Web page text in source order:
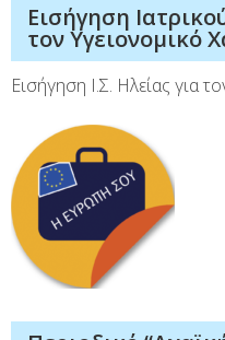
Εισήγηση
τον Υγειονομικό
Εισήγηση Ι.Σ. Ηλείας για